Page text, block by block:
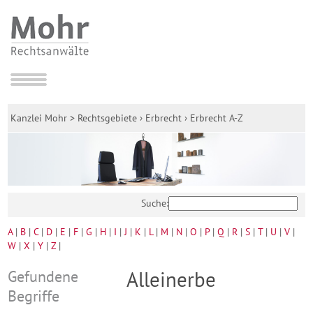
Kanzlei Mohr > Rechtsgebiete › Erbrecht › Erbrecht A-Z
Suche:
A| B |C| D | E | F |G | H | I |J | K | L| M | N |O | P|Q | R |S |T| U |V |
W |X |Y |Z|
Gefundene
Begriffe
Alleinerbe